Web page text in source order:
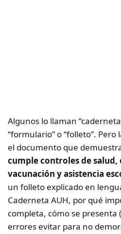
Algunos lo llaman
“formulario” o “folleto”. Pero
el documento que
cumple controles de salud,
vacunación y asistencia
un folleto explicado en
Caderneta AUH, por qué
completa, cómo se presenta
errores evitar para no